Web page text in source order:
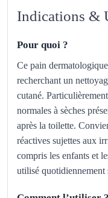
Indications &
Pour quoi ?
Ce pain
recherchant un
cutané.
normales à sèches
après la toilette.
réactives sujettes aux
compris les enfants et
utilisé quotidiennement